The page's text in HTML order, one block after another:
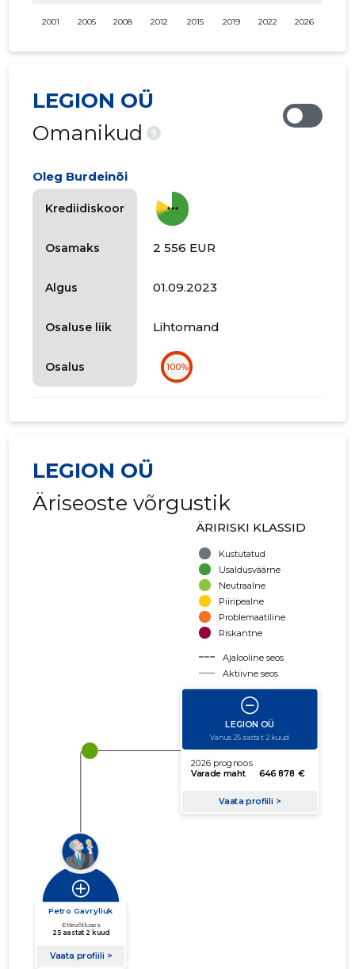
2001 2005 2008 2012 2015 2019 2022 2026
LEGION OÜ
Omanikud
?
Krediidiskoor
Osamaks
Algus
Osaluse liik
Osalus
Oleg Burdeinõi
more_horiz
2 556 EUR
01.09.2023
Lihtomand
100%
LEGION OÜ
Äriseoste võrgustik
ÄRIRISKI KLASSID
Kustutatud
Usaldusväärne
Neutraalne
Piiripealne
Problemaatiline
Riskantne
Ajalooline seos
Aktiivne seos
käibe suurus
võla suurus
Seoste laiendamine